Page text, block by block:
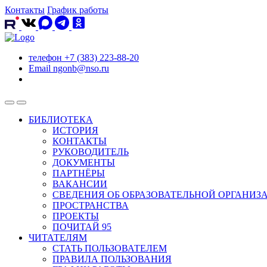
Контакты График работы
телефон +7 (383) 223-88-20
Email ngonb@nso.ru
БИБЛИОТЕКА
ИСТОРИЯ
КОНТАКТЫ
РУКОВОДИТЕЛЬ
ДОКУМЕНТЫ
ПАРТНЁРЫ
ВАКАНСИИ
СВЕДЕНИЯ ОБ ОБРАЗОВАТЕЛЬНОЙ
ПРОСТРАНСТВА
ПРОЕКТЫ
ПОЧИТАЙ 95
ЧИТАТЕЛЯМ
СТАТЬ ПОЛЬЗОВАТЕЛЕМ
ПРАВИЛА ПОЛЬЗОВАНИЯ